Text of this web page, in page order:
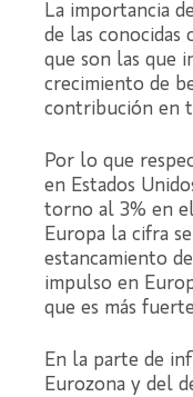
La importancia
de las conocidas
que son las que
crecimiento de
contribución en
Por lo que
en Estados
torno al 3% en
Europa la cifra
estancamiento
impulso en
que es más
En la parte de
Eurozona y del